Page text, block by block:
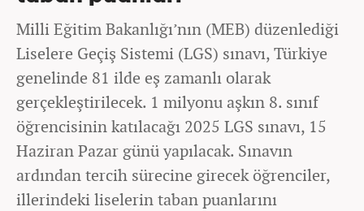
Milli Eğitim Bakanlığı’nın (MEB) düzenlediği
Liselere Geçiş Sistemi (LGS) sınavı, Türkiye
genelinde 81 ilde eş zamanlı olarak
gerçekleştirilecek. 1 milyonu aşkın 8. sınıf
öğrencisinin katılacağı 2025 LGS sınavı, 15
Haziran Pazar günü yapılacak. Sınavın
ardından tercih sürecine girecek öğrenciler,
illerindeki liselerin taban puanlarını